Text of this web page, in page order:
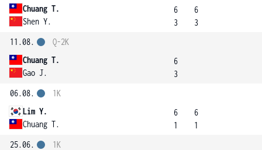
Chuang T.
Shen Y.
6
3
6
3
11.08.
Chuang T.
Gao J.
Q-2K
6
3
06.08.
Lim Y.
Chuang T.
1K
6
1
6
1
25.06.
1K